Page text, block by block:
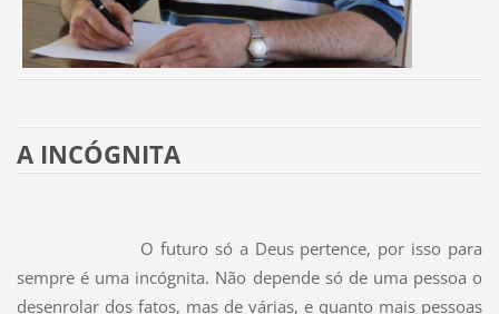
A INCÓGNITA
O futuro só a Deus pertence, por isso para
sempre é uma incógnita. Não depende só de uma pessoa o
desenrolar dos fatos, mas de várias, e quanto mais pessoas